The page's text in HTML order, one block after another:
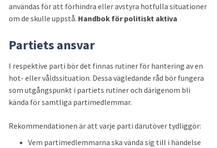
användas för att förhindra eller avstyra hotfulla situationer
om de skulle uppstå. Handbok för politiskt aktiva
Partiets ansvar
I respektive parti bör det finnas rutiner för hantering av en
hot- eller våldssituation. Dessa vägledande råd bör fungera
som utgångspunkt i partiets rutiner och därigenom bli
kända för samtliga partimedlemmar.
Rekommendationen är att varje parti därutöver tydliggör:
Vem partimedlemmarna ska vända sig till i händelse